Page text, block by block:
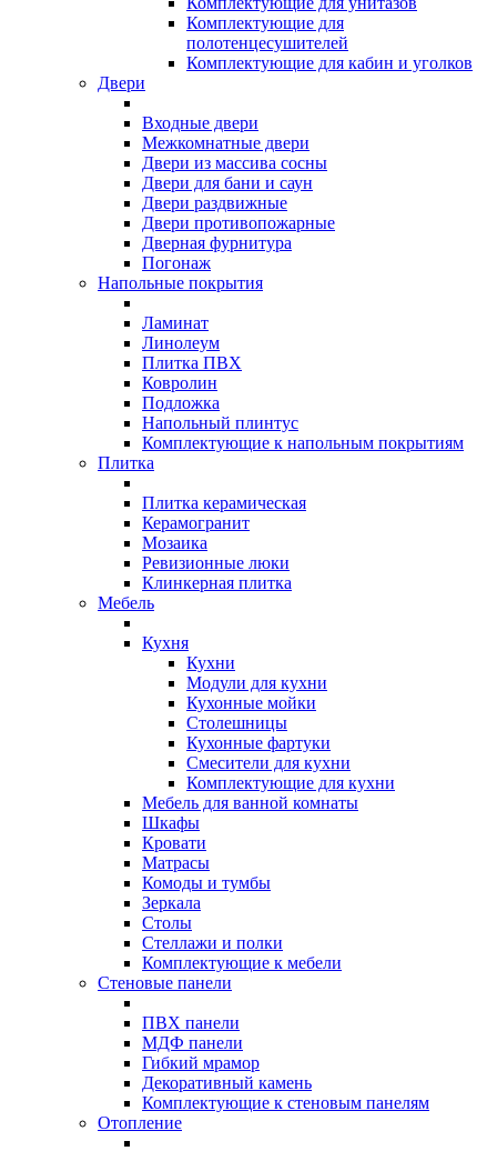
Комплектующие для
полотенцесушителей
Комплектующие для кабин и уголков
Двери
Входные двери
Межкомнатные двери
Двери из массива сосны
Двери для бани и саун
Двери раздвижные
Двери противопожарные
Дверная фурнитура
Погонаж
Напольные покрытия
Ламинат
Линолеум
Плитка ПВХ
Ковролин
Подложка
Напольный плинтус
Комплектующие к напольным покрытиям
Плитка
Плитка керамическая
Керамогранит
Мозаика
Ревизионные люки
Клинкерная плитка
Мебель
Кухня
Кухни
Модули для кухни
Кухонные мойки
Столешницы
Кухонные фартуки
Смесители для кухни
Комплектующие для кухни
Мебель для ванной комнаты
Шкафы
Кровати
Матрасы
Комоды и тумбы
Зеркала
Столы
Стеллажи и полки
Комплектующие к мебели
Стеновые панели
ПВХ панели
МДФ панели
Гибкий мрамор
Декоративный камень
Комплектующие к стеновым панелям
Отопление